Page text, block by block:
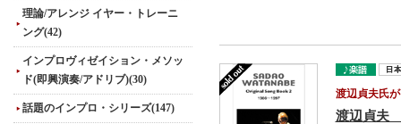
理論/アレンジ イヤー・トレーニ
ング(42)
インプロヴィゼイション・メソッ
ド(即興演奏/アドリブ)(30)
話題のインプロ・シリーズ(147)
渡辺貞夫氏
渡辺貞夫